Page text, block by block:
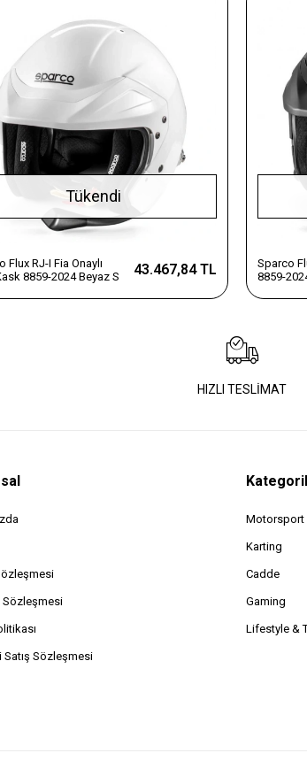
Tükendi
Flux RJ-I Fia Onaylı
8859-2024 Beyaz S
43.467,84 TL
Sparco
8859-
HIZLI TESLİMAT
Sözleşmesi
Sözleşmesi
Motorsport
Karting
Cadde
Gaming
Lifestyle &